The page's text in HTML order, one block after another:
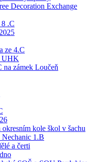
Decoration Exchange
.C
ze 4.C
UHK
na zámek Loučeň
kole škol v šachu
1.B
a čerti